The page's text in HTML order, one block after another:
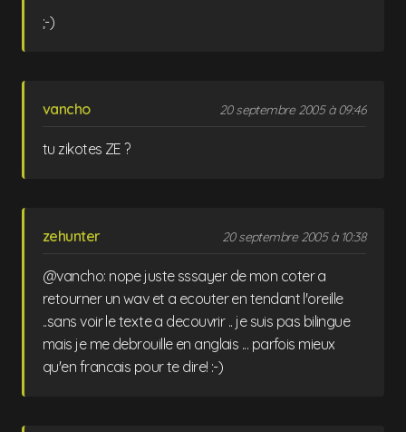
;-)
vancho 20 septembre 2005 à 09:46
tu zikotes ZE ?
zehunter 20 septembre 2005 à 10:38
@vancho: nope juste sssayer de mon coter a
retourner un wav et a ecouter en tendant l'oreille
..sans voir le texte a decouvrir .. je suis pas bilingue
mais je me debrouille en anglais ... parfois mieux
qu'en francais pour te dire! :-)